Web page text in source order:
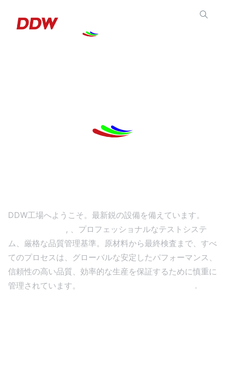
DDW工場へようこそ。最新鋭の設備を備えています。
, 、プロフェッショナルなテストシステ
ム、厳格な品質管理基準。原材料から最終検査まで、すべ
てのプロセスは、グローバルな安定したパフォーマンス、
信頼性の高い品質、効率的な生産を保証するために慎重に
管理されています。
.